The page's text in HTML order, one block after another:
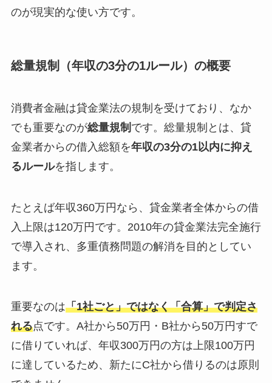
のが現実的な使い方です。
総量規制（年収の3分の1ルール）の概要
消費者金融は貸金業法の規制を受けており、なか
でも重要なのが総量規制 です。総量規制とは、貸
金業者からの借入総額を年収の3分の1以内に抑え
るルールを指します。
たとえば年収360万円なら、貸金業者全体からの借
入上限は120万円です。2010年の貸金業法完全施行
で導入され、多重債務問題の解消を目的としてい
ます。
重要なのは「1社ごと」ではなく「合算」で判定さ
れる点です。A社から50万円・B社から50万円すで
に借りていれば、年収300万円の方は上限100万円
に達しているため、新たにC社から借りるのは原則